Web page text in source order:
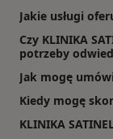
Jakie usługi
Czy KLINIKA
potrzeby
Jak mogę
Kiedy mogę
KLINIKA